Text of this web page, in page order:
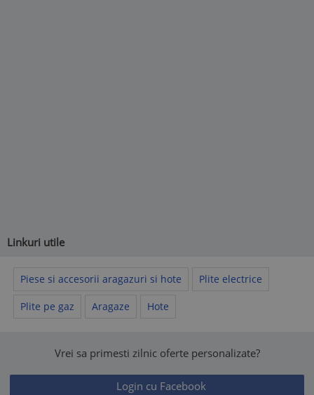
Linkuri utile
Piese si accesorii aragazuri si hote Plite electrice
Plite pe gaz Aragaze Hote
Vrei sa primesti zilnic oferte personalizate?
Login cu Facebook